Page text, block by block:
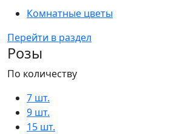
Комнатные цветы
Перейти в раздел
Розы
По количеству
7 шт.
9 шт.
15 шт.